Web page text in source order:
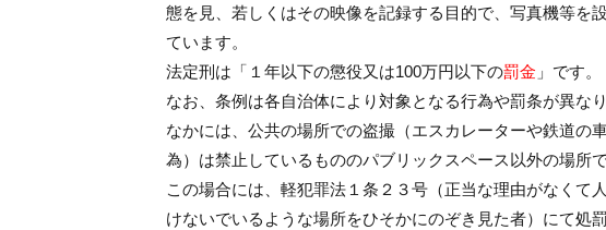
態を見、若しくはその映像を記録する目的で、写真機等を
ています。
法定刑は「１年以下の懲役又は100万円以下の罰金 」です。
なお、条例は各自治体により対象となる行為や罰条が異なり
なかには、公共の場所での盗撮（エスカレーターや鉄道の
為）は禁止しているもののパブリックスペース以外の場所
この場合には、軽犯罪法１条２３号（正当な理由がなくて
けないでいるような場所をひそかにのぞき見た者）にて処罰